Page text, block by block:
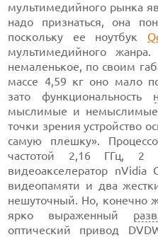
мультимедийного рынка
надо признаться, она
поскольку ее ноутбук
мультимедийного жанра.
немаленькое, по своим
массе 4,59 кг оно мало
зато функциональность
мыслимые и немыслимые
точки зрения устройство
самую плешку».
частотой 2,16 ГГц, 2
видеоакселератор
видеопамяти и два
нешуточный. Но, конечно
ярко выраженный
оптический привод